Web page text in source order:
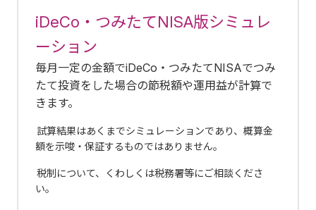
iDeCo・つみたてNISA版シミュレ
ーション
毎月一定の金額でiDeCo・つみたてNISAでつみ
たて投資をした場合の節税額や運用益が計算で
きます。
試算結果はあくまでシミュレーションであり、概算金
額を示唆・保証するものではありません。
税制について、くわしくは税務署等にご相談くださ
い。